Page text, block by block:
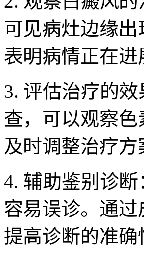
可见病灶边缘出
表明病情正在进
3. 评估治疗的
查，可以观察
及时调整治疗方
4. 辅助鉴别诊
容易误诊。通
提高诊断的准确